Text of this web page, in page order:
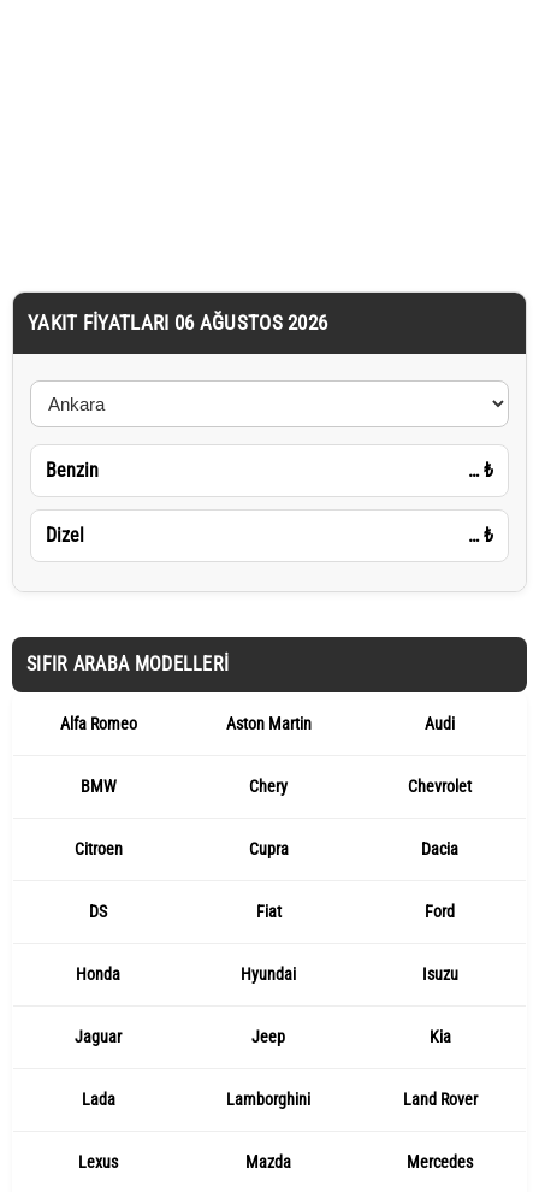
YAKIT FIYATLARI 06 AĞUSTOS 2026
Benzin … ₺
Dizel … ₺
SIFIR ARABA MODELLERI
Alfa Romeo Aston Martin Audi
BMW Chery Chevrolet
Citroen Cupra Dacia
DS Fiat Ford
Honda Hyundai Isuzu
Jaguar Jeep Kia
Lada Lamborghini Land Rover
Lexus Mazda Mercedes